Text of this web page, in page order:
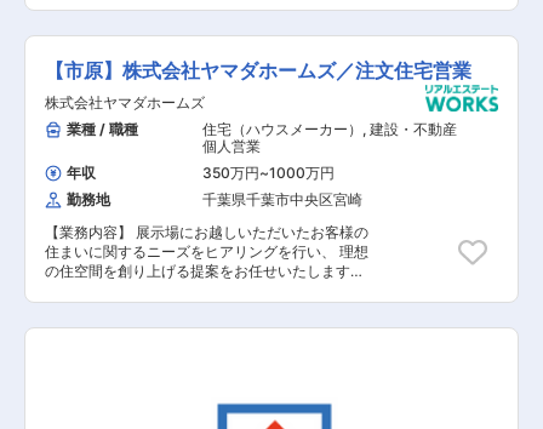
要望ヒアリング ■定期的な連絡（メール・電
話） 2. 提案・契約 ■家づくりのプランニン
グ・提案 ■契約対応 3. 社内調整・工事準備
■設計士との打合せ（間取り・仕様など） 4. 引渡
し・アフターフォロー ■引渡し対応 ■アフタ
ーフォロー など 【未経験の場合】 入社後3年
程度はアシスタント業務をお任せします。
【市原】株式会社ヤマダホームズ／注文住宅営業
株式会社ヤマダホームズ
業種 / 職種
住宅（ハウスメーカー） , 建設・不動産
個人営業
年収
350万円~1000万円
勤務地
千葉県千葉市中央区宮崎
【業務内容】 展示場にお越しいただいたお客様の
住まいに関するニーズをヒアリングを行い、 理想
の住空間を創り上げる提案をお任せいたします。
要望ヒアリング ■定期的な連絡（メール・電
し・アフターフォロー ■引渡し対応 ■アフタ